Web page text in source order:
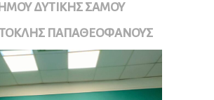
ΔΥΤΙΚΗΣ ΣΑΜΟΥ
ΠΑΠΑΘΕΟΦΑΝΟΥΣ